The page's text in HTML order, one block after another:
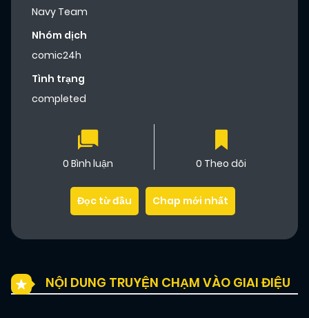
Navy Team
Nhóm dịch
comic24h
Tình trạng
completed
0 Bình luận 0 Theo dõi
Đọc từ đầu Chap mới nhất
NỘI DUNG TRUYỆN CHẠM VÀO GIAI ĐIỆU